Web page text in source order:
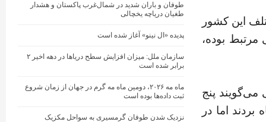
این کشور
بوده،
پنج
اما در
طوفان و باران شدید در شمال‌غرب پاکستان و هشدار
طغیان دریاچه یخچالی
پدیده «ال نینو» آغاز شده است
سازمان ملل: میزان افزایش سطح دریاها در دهه اخیر ۲
برابر شده است
ماه مه ۲۰۲۶، دومین ماه مه گرم در جهان از زمان شروع
ثبت داده‌ها بوده است
نزدیک شدن طوفان گرمسیری به سواحل مکزیک